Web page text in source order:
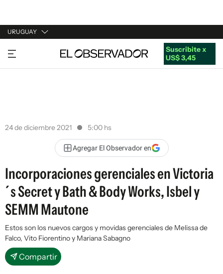
URUGUAY
URUGUAY
ARGENTINA
Suscribite x
US$ 3,45
24 de diciembre 2021 5:00 hs
Agregar El Observador en
Incorporaciones gerenciales en Victoria
´s Secret y Bath & Body Works, Isbel y
SEMM Mautone
Estos son los nuevos cargos y movidas gerenciales de Melissa de
Falco, Vito Fiorentino y Mariana Sabagno
Compartir